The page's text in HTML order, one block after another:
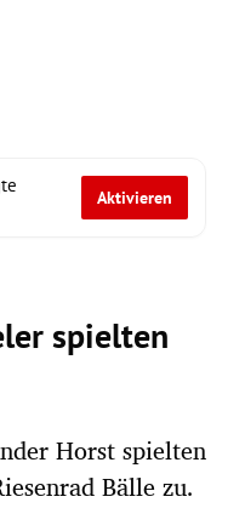
Aktivieren
spielten
Horst spielten
Bälle zu.